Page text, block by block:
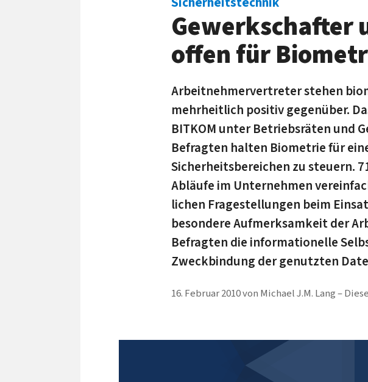
Gewerkschafter
offen für
Arbeitnehmervertreter stehen
mehrheitlich positiv gegenüber.
BITKOM unter Betriebsräten und
Befragten halten Biometrie für
Sicherheitsbereichen zu steu­ern.
Abläufe im Unternehmen
lichen Fragestellungen beim
besondere Aufmerksamkeit der
Befragten die informationelle
Zweckbindung der genutzten
16. Februar 2010von Michael J.M. Lang